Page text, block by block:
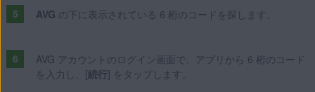
AVG の下に表示されている 6 桁のコードを探します。
AVG アカウントのログイン画面で、アプリから 6 桁のコード
を入力し、[続行] をタップします。